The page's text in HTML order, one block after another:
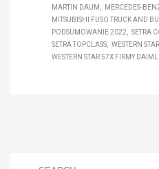
MARTIN DAUM
MERCEDES-
MITSUBISHI FUSO TRUCK AND
PODSUMOWANIE 2022
SETRA
SETRA TOPCLASS
WESTERN
WESTERN STAR 57X FIRMY